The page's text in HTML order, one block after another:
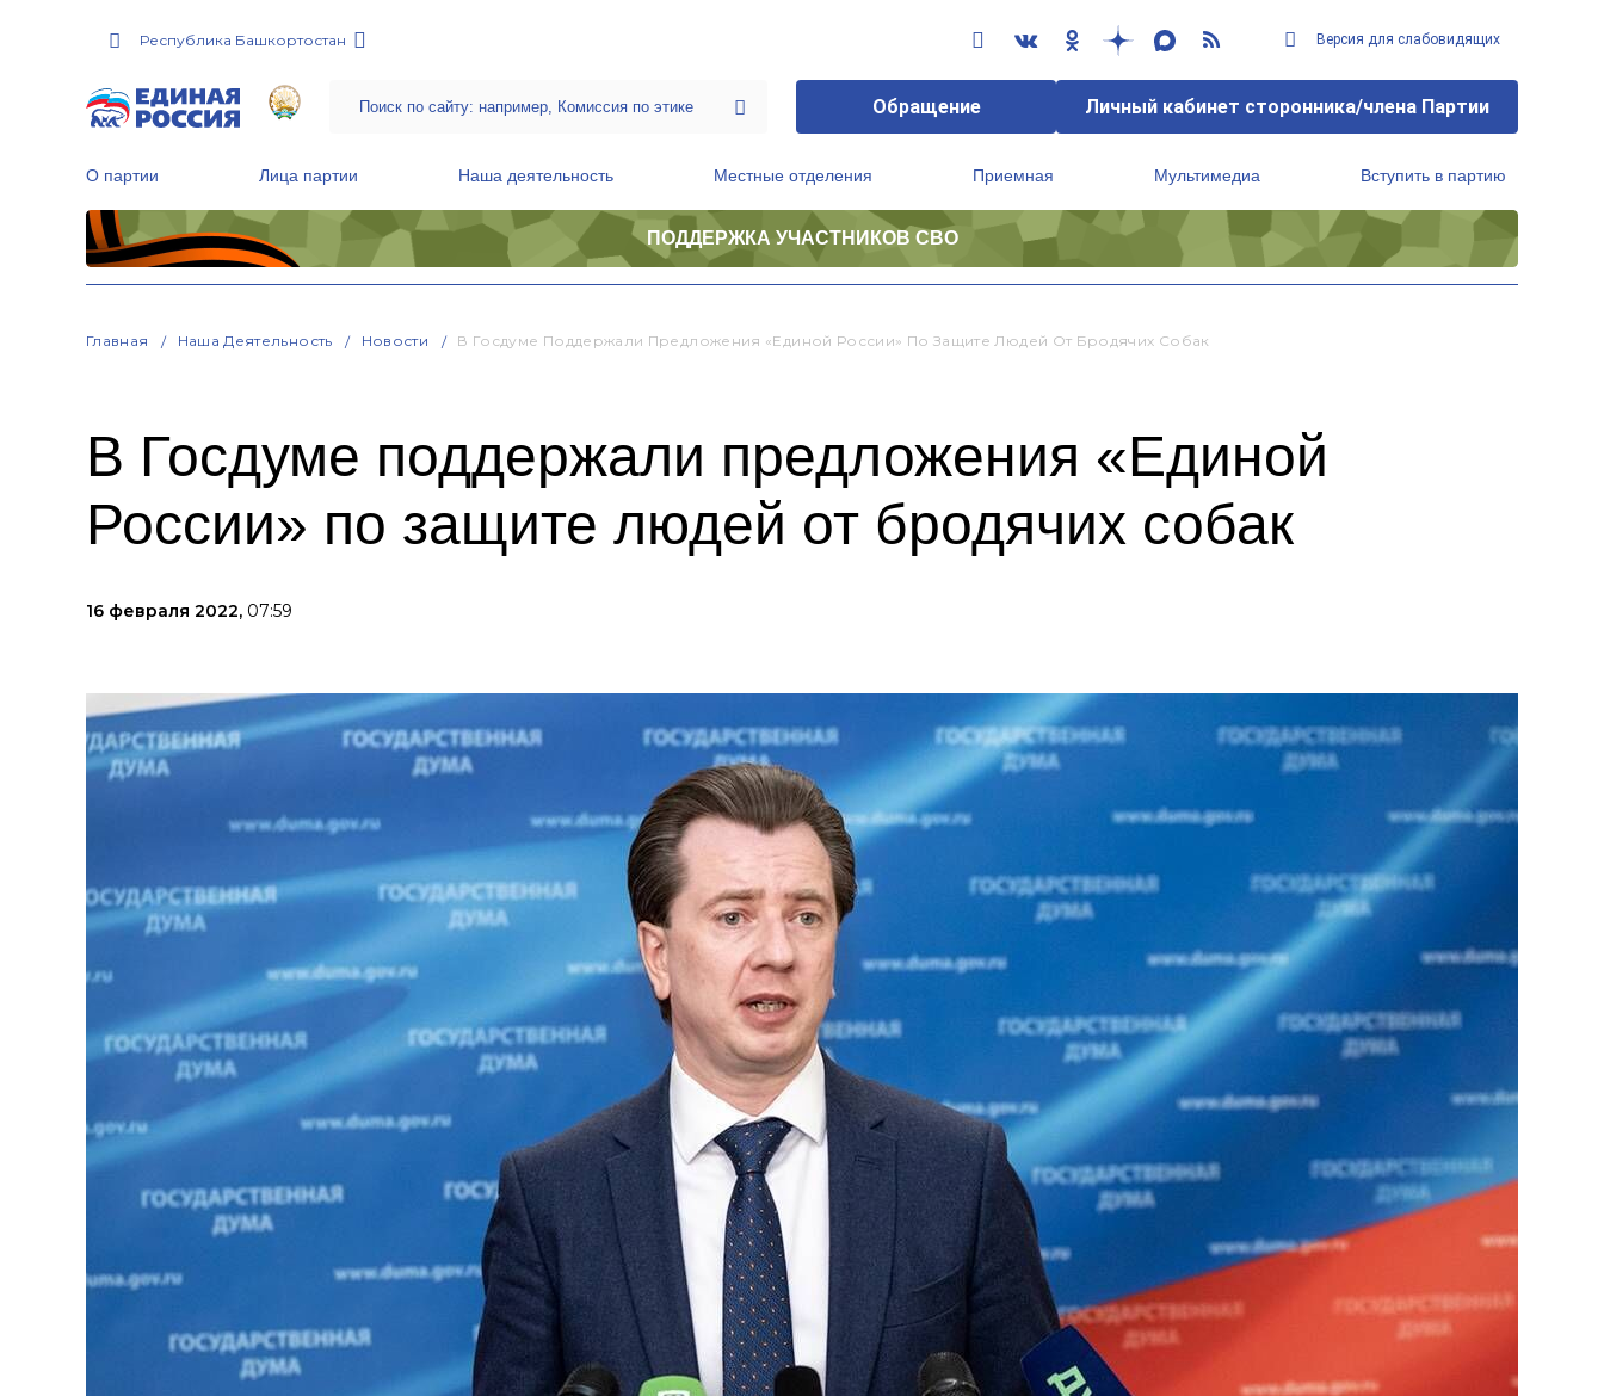
Республика Башкортостан Версия для слабовидящих
Обращение Личный кабинет сторонника/члена Партии
О партии Лица партии Наша деятельность Местные отделения Приемная Мультимедиа Вступить в партию
ПОДДЕРЖКА УЧАСТНИКОВ СВО
Главная Наша Деятельность Новости В Госдуме Поддержали Предложения «Единой России» По Защите Людей От Бродячих Собак
В Госдуме поддержали предложения «Единой
России» по защите людей от бродячих собак
16 февраля 2022, 07:59